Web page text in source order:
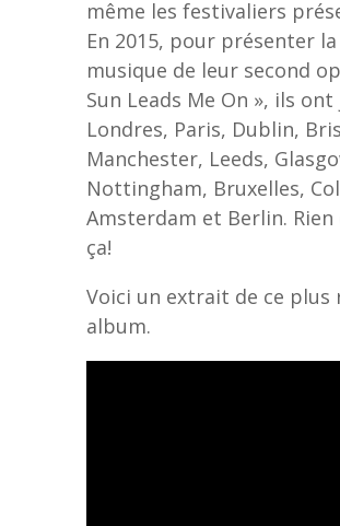
même les festivaliers
En 2015, pour présenter la
musique de leur second
Sun Leads Me On », ils ont
Londres, Paris, Dublin,
Manchester, Leeds,
Nottingham, Bruxelles,
Amsterdam et Berlin. Rien
ça!
Voici un extrait de ce plus
album.